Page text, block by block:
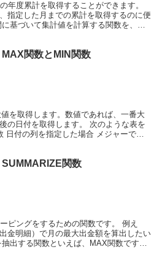
年度累計を取得することができます。
指定した月までの累計を取得するのに便
基づいて集計値を計算する関数を、タ
MAX関数とMIN関数
を取得します。数値であれば、一番大
の日付を取得します。 次のような表を
日付の列を指定した場合 メジャーで以
SUMMARIZE関数
ピングをするための関数です。 例え
金明細）で月の最大出金額を算出したい
出する関数といえば、MAX関数です